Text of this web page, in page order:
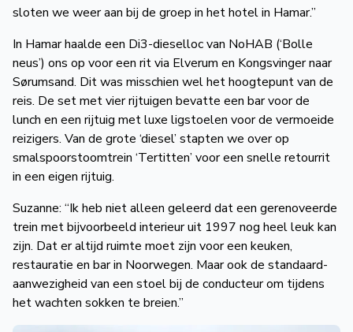
sloten we weer aan bij de groep in het hotel in Hamar.”
In Hamar haalde een Di3-dieselloc van NoHAB (‘Bolle
neus’) ons op voor een rit via Elverum en Kongsvinger naar
Sørumsand. Dit was misschien wel het hoogtepunt van de
reis. De set met vier rijtuigen bevatte een bar voor de
lunch en een rijtuig met luxe ligstoelen voor de vermoeide
reizigers. Van de grote ‘diesel’ stapten we over op
smalspoorstoomtrein ‘Tertitten’ voor een snelle retourrit
in een eigen rijtuig.
Suzanne: “Ik heb niet alleen geleerd dat een gerenoveerde
trein met bijvoorbeeld interieur uit 1997 nog heel leuk kan
zijn. Dat er altijd ruimte moet zijn voor een keuken,
restauratie en bar in Noorwegen. Maar ook de standaard-
aanwezigheid van een stoel bij de conducteur om tijdens
het wachten sokken te breien.”